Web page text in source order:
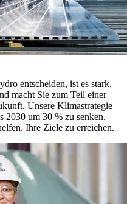
entscheiden, ist es stark,
macht Sie zum Teil einer
Unsere Klimastrategie
2030 um 30 % zu senken.
Ihre Ziele zu erreichen.